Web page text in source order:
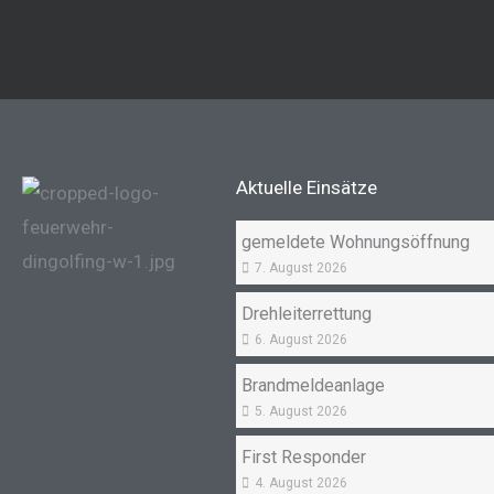
Aktuelle Einsätze
gemeldete Wohnungsöffnung
7. August 2026
Drehleiterrettung
6. August 2026
Brandmeldeanlage
5. August 2026
First Responder
4. August 2026